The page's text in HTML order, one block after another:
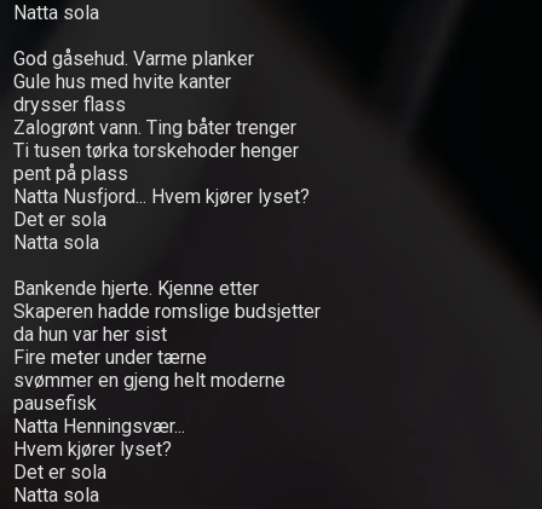
Video
Shop
Lyrics
Photo
Gallery
Art
Gallery
Socialize
Biography
Info
Natta sola
God gåsehud. Varme planker
Gule hus med hvite kanter
drysser flass
Zalogrønt vann. Ting båter trenger
Ti tusen tørka torskehoder henger
pent på plass
Natta Nusfjord... Hvem kjører lyset?
Det er sola
Natta sola
Bankende hjerte. Kjenne etter
Skaperen hadde romslige budsjetter
da hun var her sist
Fire meter under tærne
svømmer en gjeng helt moderne
pausefisk
Natta Henningsvær...
Hvem kjører lyset?
Det er sola
Natta sola